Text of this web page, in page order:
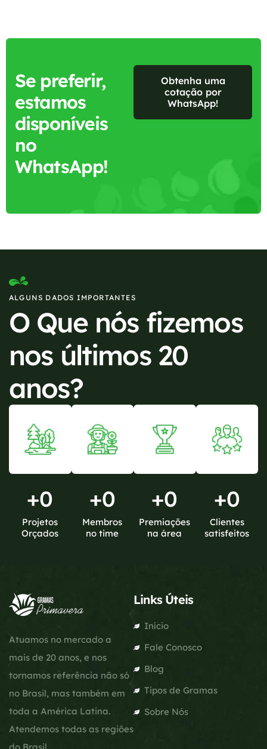
Se preferir,
estamos
disponíveis
no
WhatsApp!
Obtenha uma
cotação por
WhatsApp!
ALGUNS DADOS IMPORTANTES
O Que nós fizemos
nos últimos 20
anos?
+0
Projetos
Orçados
+0
Membros
no time
+0
Premiações
na área
+0
Clientes
satisfeitos
Atuamos no mercado a
mais de 20 anos, e nos
tornamos referência não só
no Brasil, mas também em
toda a América Latina.
Atendemos todas as regiões
Links Úteis
Início
Fale Conosco
Blog
Tipos de Gramas
Sobre Nós